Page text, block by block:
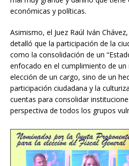
económicas y políticas.
Asimismo, el Juez Raúl Iván
detalló que la participación de la
como la consolidación de un
enfocado en el cumplimiento de
elección de un cargo, sino de un
participación ciudadana y la
cuentas para consolidar
perspectiva de todos los grupos